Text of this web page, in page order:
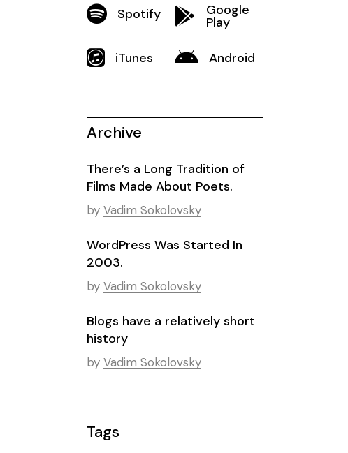
Spotify Google
Play
iTunes Android
Archive
There’s a Long Tradition of
Films Made About Poets.
by Vadim Sokolovsky
WordPress Was Started In
2003.
by Vadim Sokolovsky
Blogs have a relatively short
history
by Vadim Sokolovsky
Tags